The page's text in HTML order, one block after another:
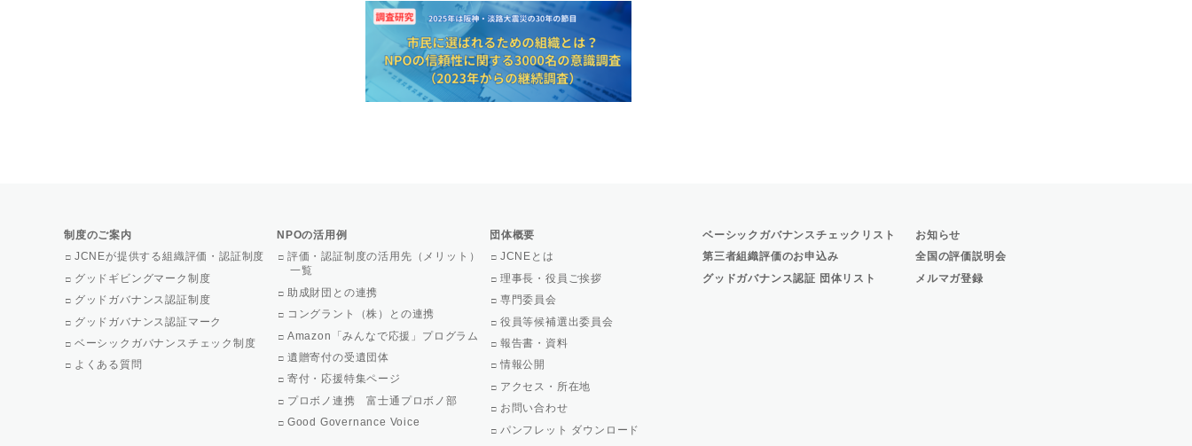
制度のご案内
JCNEが提供する組織評価・認証制度
グッドギビングマーク制度
グッドガバナンス認証制度
グッドガバナンス認証マーク
ベーシックガバナンスチェック制度
よくある質問
NPOの活用例
評価・認証制度の活用先（メリット）
一覧
助成財団との連携
コングラント（株）との連携
Amazon「みんなで応援」プログラム
遺贈寄付の受遺団体
寄付・応援特集ページ
プロボノ連携 富士通プロボノ部
Good Governance Voice
団体概要
JCNEとは
理事長・役員ご挨拶
専門委員会
役員等候補選出委員会
報告書・資料
情報公開
アクセス・所在地
お問い合わせ
パンフレット ダウンロード
ベーシックガバナンスチェックリスト
第三者組織評価のお申込み
グッドガバナンス認証 団体リスト
お知らせ
全国の評価説明会
メルマガ登録